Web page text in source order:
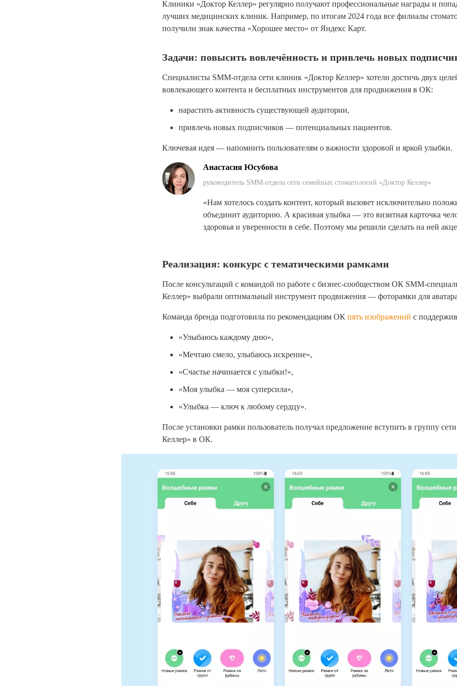
Клиники «Доктор Келлер» регулярно получают профессиональные награды и
лучших медицинских клиник. Например, по итогам 2024 года все филиалы
получили знак качества «Хорошее место» от Яндекс Карт.
Задачи: повысить вовлечённость и привлечь новых
Специалисты SMM-отдела сети клиник «Доктор Келлер» хотели достичь двух
вовлекающего контента и бесплатных инструментов для продвижения в ОК:
нарастить активность существующей аудитории,
привлечь новых подписчиков — потенциальных пациентов.
Ключевая идея — напомнить пользователям о важности здоровой и яркой улыбки.
Анастасия Юсубова
руководитель SMM-отдела сети семейных стоматологий «Доктор Келлер»
«Нам хотелось создать контент, который вызовет исключительно
объединит аудиторию. А красивая улыбка — это визитная карточка
здоровья и уверенности в себе. Поэтому мы решили сделать на ней
Реализация: конкурс с тематическими рамками
После консультаций с командой по работе с бизнес-сообществом ОК SMM-
Келлер» выбрали оптимальный инструмент продвижения — фоторамки для
Команда бренда подготовила по рекомендациям ОК пять изображений с
«Улыбаюсь каждому дню»,
«Мечтаю смело, улыбаюсь искренне»,
«Счастье начинается с улыбки!»,
«Моя улыбка — моя суперсила»,
«Улыбка — ключ к любому сердцу».
После установки рамки пользователь получал предложение вступить в группу
Келлер» в ОК.